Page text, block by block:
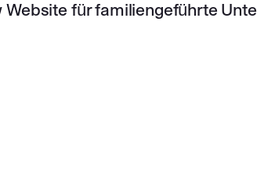
für familiengeführte